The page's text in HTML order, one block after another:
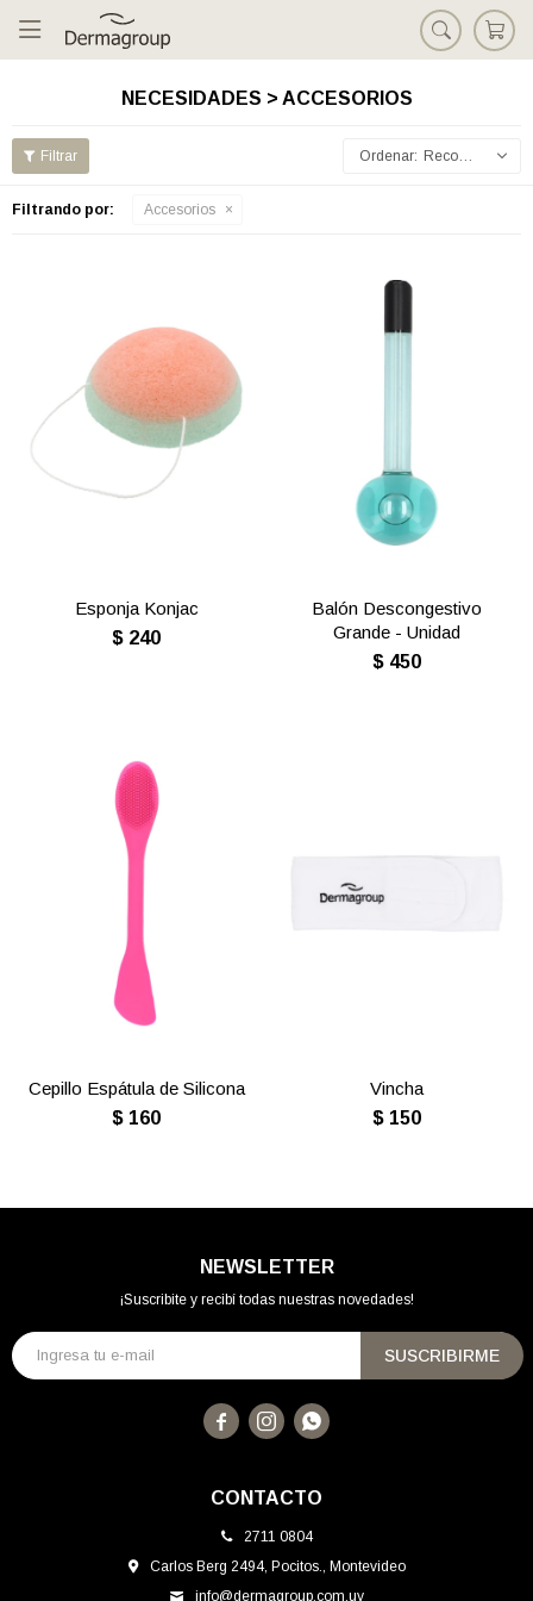

NECESIDADES > ACCESORIOS
Recomendados
Filtrando por: Accesorios
Esponja Konjac
$ 240
Balón Descongestivo
Grande - Unidad
$ 450
Cepillo Espátula de Silicona
$ 160
Vincha
$ 150
CONTACTO
2711 0804
Carlos Berg 2494, Pocitos., Montevideo
info@dermagroup.com.uy
NEWSLETTER
¡Suscribite y recibí todas nuestras novedades!
SUSCRIBIRME
  